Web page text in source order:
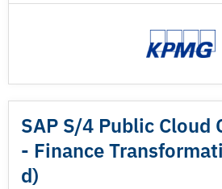
SAP S/4 Public Cloud
- Finance
d)